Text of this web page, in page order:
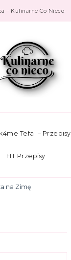
– Kulinarne Co Nieco
Tefal – Przepisy
FIT Przepisy
na Zimę